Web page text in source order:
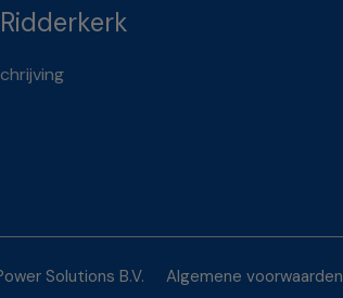
Solutions B.V. Algemene voorwaarden